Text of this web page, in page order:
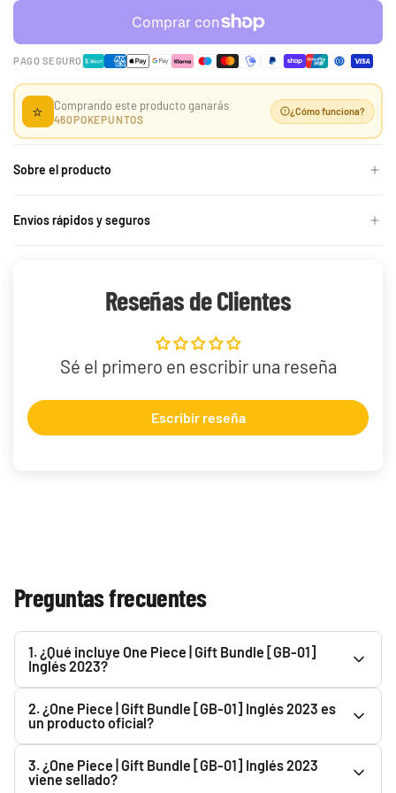
Unified Minds | Mentes
-50%
30th Celebration
Umbreon Battle Deck
PAGO SEGURO
⭐ Comprando este producto ganarás
460POKEPUNTOS
¿Cómo funciona?
Sobre el producto
Envíos rápidos y seguros
Reseñas de Clientes
Sé el primero en escribir una reseña
Escribir reseña
Preguntas frecuentes
1. ¿Qué incluye One Piece | Gift Bundle [GB-01]
Inglés 2023?
Inglés 2023 para ver todo lo que incluye. Podrás
encontrarlo en el apartado superior.
2. ¿One Piece | Gift Bundle [GB-01] Inglés 2023 es
un producto oficial?
producto oficial y Original. En Pokemillon vendemos
3. ¿One Piece | Gift Bundle [GB-01] Inglés 2023
viene sellado?